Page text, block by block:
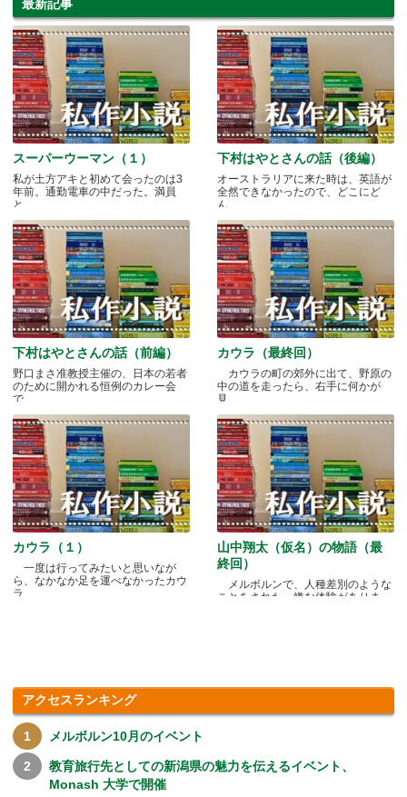
最新記事
スーパーウーマン（１）
私が土方アキと初めて会ったのは3
年前。通勤電車の中だった。満員
と.....
下村はやとさんの話（後編）
オーストラリアに来た時は、英語が
全然できなかったので、どこにど
ん.....
下村はやとさんの話（前編）
野口まさ准教授主催の、日本の若者
のために開かれる恒例のカレー会
で.....
カウラ（最終回）
カウラの町の郊外に出て、野原の
中の道を走ったら、右手に何かが
見.....
カウラ（１）
一度は行ってみたいと思いなが
ら、なかなか足を運べなかったカウ
ラ.....
山中翔太（仮名）の物語（最
終回）
メルボルンで、人種差別のような
ことをされた、嫌な体験がありま
アクセスランキング
メルボルン10月のイベント
教育旅行先としての新潟県の魅力を伝えるイベント、
Monash 大学で開催